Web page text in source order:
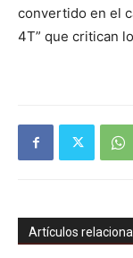
convertido en el
4T” que critican
Artículos